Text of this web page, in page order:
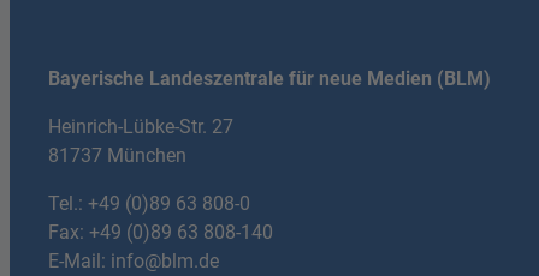
Bayerische Landeszentrale für neue Medien (BLM)
Heinrich-Lübke-Str. 27
81737 München
Tel.: +49 (0)89 63 808-0
Fax: +49 (0)89 63 808-140
E-Mail: info@blm.de